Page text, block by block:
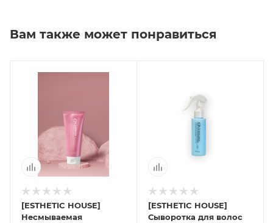
Вам также может понравиться
[ESTHETIC HOUSE]
Несмываемая
[ESTHETIC HOUSE]
Сыворотка для волос